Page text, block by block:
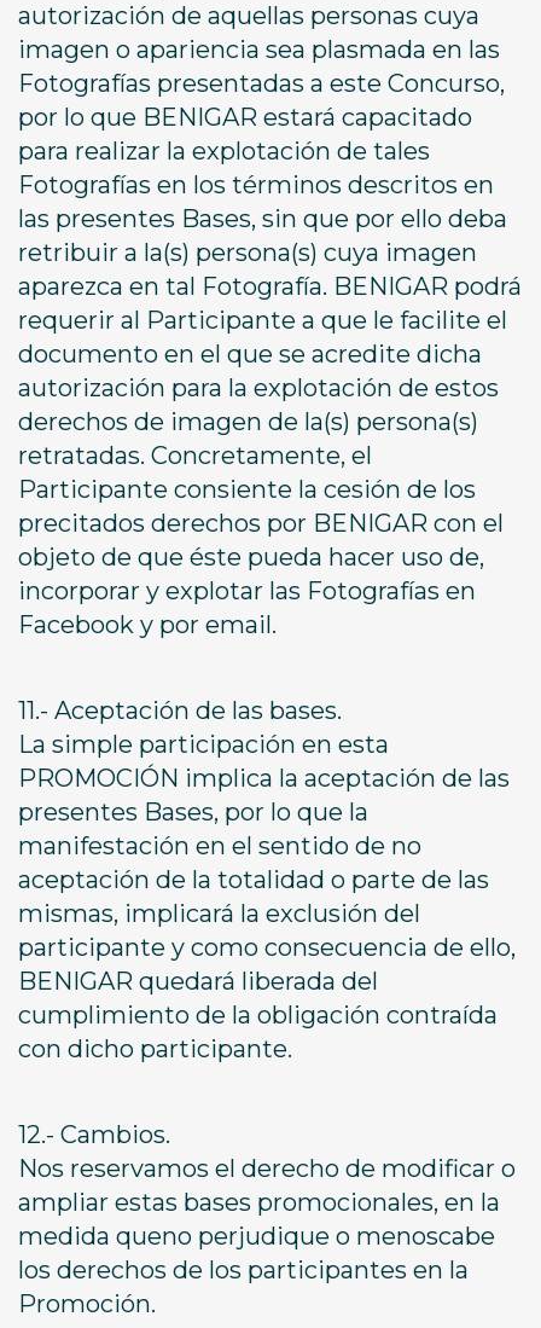
autorización de aquellas personas cuya
imagen o apariencia sea plasmada en las
Fotografías presentadas a este Concurso,
por lo que BENIGAR estará capacitado
para realizar la explotación de tales
Fotografías en los términos descritos en
las presentes Bases, sin que por ello deba
retribuir a la(s) persona(s) cuya imagen
aparezca en tal Fotografía. BENIGAR podrá
requerir al Participante a que le facilite el
documento en el que se acredite dicha
autorización para la explotación de estos
derechos de imagen de la(s) persona(s)
retratadas. Concretamente, el
Participante consiente la cesión de los
precitados derechos por BENIGAR con el
objeto de que éste pueda hacer uso de,
incorporar y explotar las Fotografías en
Facebook y por email.
11.- Aceptación de las bases.
La simple participación en esta
PROMOCIÓN implica la aceptación de las
presentes Bases, por lo que la
manifestación en el sentido de no
aceptación de la totalidad o parte de las
mismas, implicará la exclusión del
participante y como consecuencia de ello,
BENIGAR quedará liberada del
cumplimiento de la obligación contraída
con dicho participante.
12.- Cambios.
Nos reservamos el derecho de modificar o
ampliar estas bases promocionales, en la
medida queno perjudique o menoscabe
los derechos de los participantes en la
Promoción.